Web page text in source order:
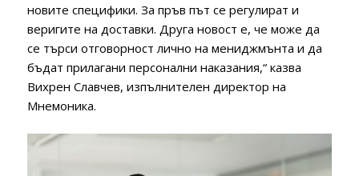
новите специфики. За пръв път се регулират и
веригите на доставки. Друга новост е, че може да
се търси отговорност лично на мениджмънта и да
бъдат прилагани персонални наказания,“ казва
Вихрен Славчев, изпълнителен директор на
Мнемоника.